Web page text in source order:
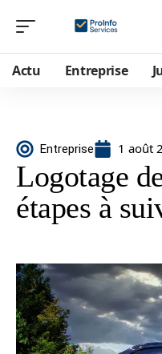
Actu Entreprise
Entreprise 1 août
Logotage
étapes à